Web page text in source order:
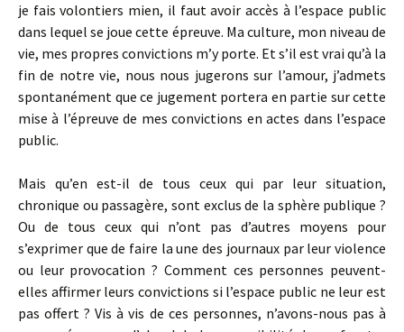
je fais volontiers mien, il faut avoir accès à l’espace public
dans lequel se joue cette épreuve. Ma culture, mon niveau de
vie, mes propres convictions m’y porte. Et s’il est vrai qu’à la
fin de notre vie, nous nous jugerons sur l’amour, j’admets
spontanément que ce jugement portera en partie sur cette
mise à l’épreuve de mes convictions en actes dans l’espace
public.
Mais qu’en est-il de tous ceux qui par leur situation,
chronique ou passagère, sont exclus de la sphère publique ?
Ou de tous ceux qui n’ont pas d’autres moyens pour
s’exprimer que de faire la une des journaux par leur violence
ou leur provocation ? Comment ces personnes peuvent-
elles affirmer leurs convictions si l’espace public ne leur est
pas offert ? Vis à vis de ces personnes, n’avons-nous pas à